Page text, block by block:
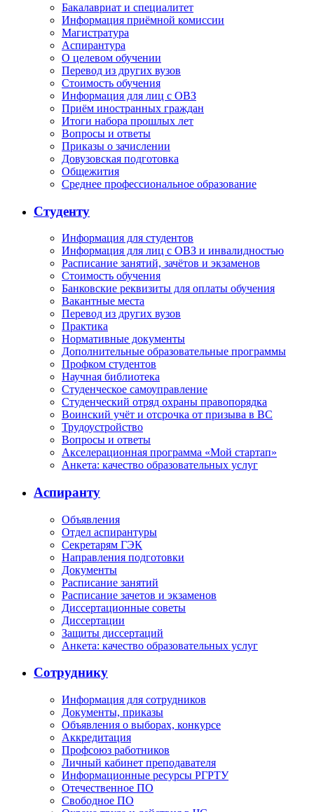
Бакалавриат и специалитет
Информация приёмной комиссии
Магистратура
Аспирантура
О целевом обучении
Перевод из других вузов
Стоимость обучения
Информация для лиц с ОВЗ
Приём иностранных граждан
Итоги набора прошлых лет
Вопросы и ответы
Приказы о зачислении
Довузовская подготовка
Общежития
Среднее профессиональное образование
Студенту
Информация для студентов
Информация для лиц с ОВЗ и инвалидностью
Расписание занятий, зачётов и экзаменов
Стоимость обучения
Банковские реквизиты для оплаты обучения
Вакантные места
Перевод из других вузов
Практика
Нормативные документы
Дополнительные образовательные программы
Профком студентов
Научная библиотека
Студенческое самоуправление
Студенческий отряд охраны правопорядка
Воинский учёт и отсрочка от призыва в ВС
Трудоустройство
Вопросы и ответы
Акселерационная программа «Мой стартап»
Анкета: качество образовательных услуг
Аспиранту
Объявления
Отдел аспирантуры
Секретарям ГЭК
Направления подготовки
Документы
Расписание занятий
Расписание зачетов и экзаменов
Диссертационные советы
Диссертации
Защиты диссертаций
Анкета: качество образовательных услуг
Сотруднику
Информация для сотрудников
Документы, приказы
Объявления о выборах, конкурсе
Аккредитация
Профсоюз работников
Личный кабинет преподавателя
Информационные ресурсы РГРТУ
Отечественное ПО
Свободное ПО